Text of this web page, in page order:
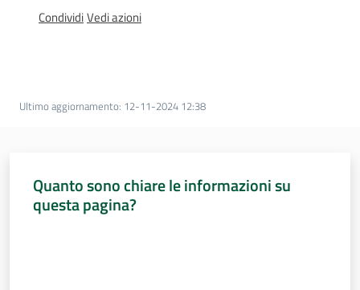
Mostre
sulla
Seguici
CondividiVedi azioni
Ultimo aggiornamento: 12-11-2024 12:38
Quanto sono chiare le informazioni su
questa pagina?